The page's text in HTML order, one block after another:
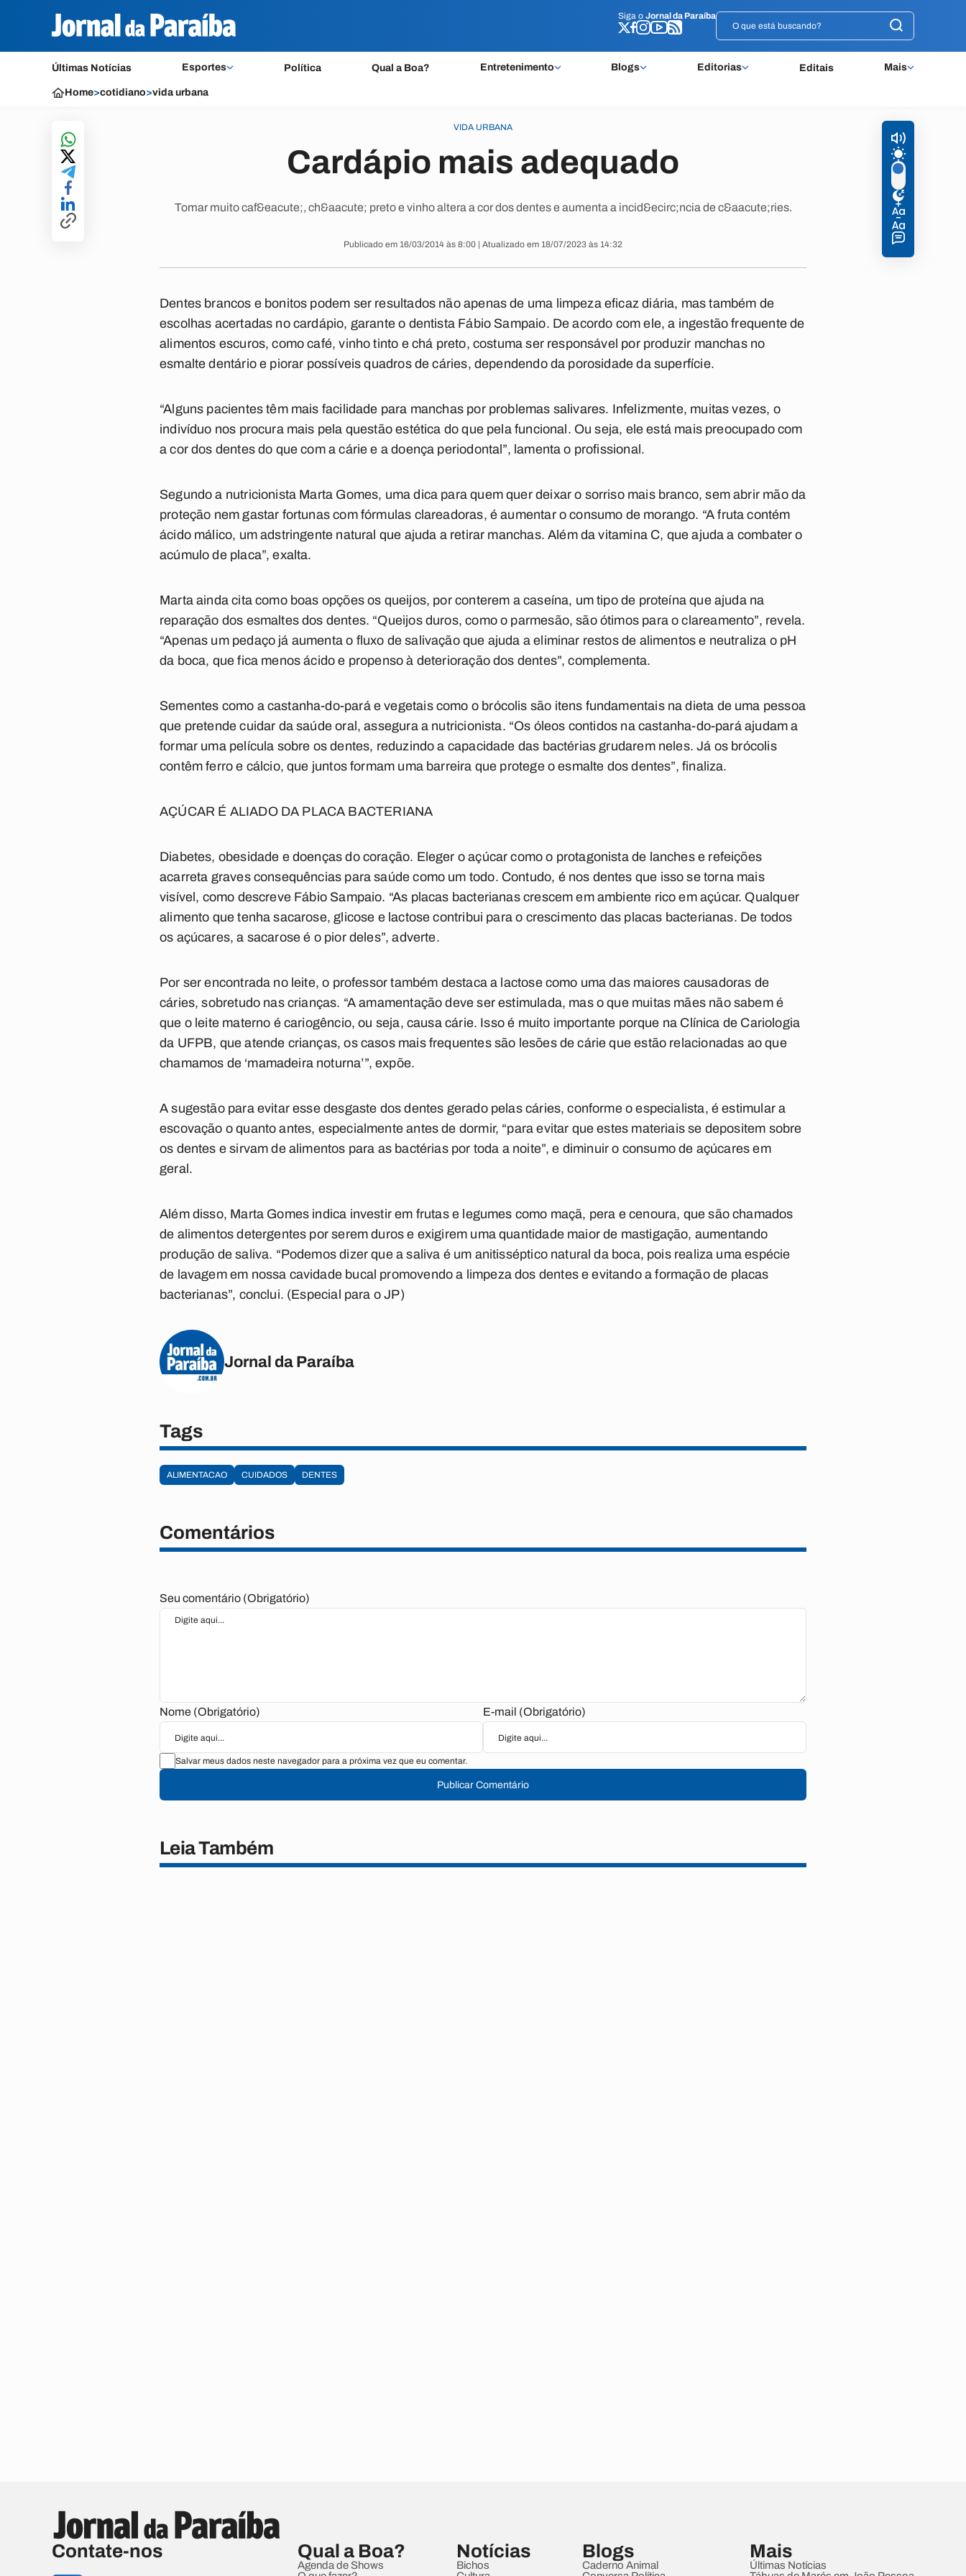
Siga o Jornal da Paraíba
Últimas Notícias Esportes Política Qual a Boa? Entretenimento Blogs Editorias Editais Mais
Siga o Jornal da Paraíba
Home>cotidiano>vida urbana
VIDA URBANA
Cardápio mais adequado
Tomar muito caf&eacute;, ch&aacute; preto e vinho altera a cor dos dentes e aumenta a incid&ecirc;ncia de c&aacute;ries.
Publicado em 16/03/2014 às 8:00 | Atualizado em 18/07/2023 às 14:32
Dentes brancos e bonitos podem ser resultados não apenas de uma limpeza eficaz diária, mas também de
escolhas acertadas no cardápio, garante o dentista Fábio Sampaio. De acordo com ele, a ingestão frequente de
alimentos escuros, como café, vinho tinto e chá preto, costuma ser responsável por produzir manchas no
esmalte dentário e piorar possíveis quadros de cáries, dependendo da porosidade da superfície.
“Alguns pacientes têm mais facilidade para manchas por problemas salivares. Infelizmente, muitas vezes, o
indivíduo nos procura mais pela questão estética do que pela funcional. Ou seja, ele está mais preocupado com
a cor dos dentes do que com a cárie e a doença periodontal”, lamenta o profissional.
Segundo a nutricionista Marta Gomes, uma dica para quem quer deixar o sorriso mais branco, sem abrir mão da
proteção nem gastar fortunas com fórmulas clareadoras, é aumentar o consumo de morango. “A fruta contém
ácido málico, um adstringente natural que ajuda a retirar manchas. Além da vitamina C, que ajuda a combater o
acúmulo de placa”, exalta.
Marta ainda cita como boas opções os queijos, por conterem a caseína, um tipo de proteína que ajuda na
reparação dos esmaltes dos dentes. “Queijos duros, como o parmesão, são ótimos para o clareamento”, revela.
“Apenas um pedaço já aumenta o fluxo de salivação que ajuda a eliminar restos de alimentos e neutraliza o pH
da boca, que fica menos ácido e propenso à deterioração dos dentes”, complementa.
Sementes como a castanha-do-pará e vegetais como o brócolis são itens fundamentais na dieta de uma pessoa
que pretende cuidar da saúde oral, assegura a nutricionista. “Os óleos contidos na castanha-do-pará ajudam a
formar uma película sobre os dentes, reduzindo a capacidade das bactérias grudarem neles. Já os brócolis
contêm ferro e cálcio, que juntos formam uma barreira que protege o esmalte dos dentes”, finaliza.
AÇÚCAR É ALIADO DA PLACA BACTERIANA
Diabetes, obesidade e doenças do coração. Eleger o açúcar como o protagonista de lanches e refeições
acarreta graves consequências para saúde como um todo. Contudo, é nos dentes que isso se torna mais
visível, como descreve Fábio Sampaio. “As placas bacterianas crescem em ambiente rico em açúcar. Qualquer
alimento que tenha sacarose, glicose e lactose contribui para o crescimento das placas bacterianas. De todos
os açúcares, a sacarose é o pior deles”, adverte.
Por ser encontrada no leite, o professor também destaca a lactose como uma das maiores causadoras de
cáries, sobretudo nas crianças. “A amamentação deve ser estimulada, mas o que muitas mães não sabem é
que o leite materno é cariogêncio, ou seja, causa cárie. Isso é muito importante porque na Clínica de Cariologia
da UFPB, que atende crianças, os casos mais frequentes são lesões de cárie que estão relacionadas ao que
chamamos de ‘mamadeira noturna’”, expõe.
A sugestão para evitar esse desgaste dos dentes gerado pelas cáries, conforme o especialista, é estimular a
escovação o quanto antes, especialmente antes de dormir, “para evitar que estes materiais se depositem sobre
os dentes e sirvam de alimentos para as bactérias por toda a noite”, e diminuir o consumo de açúcares em
geral.
Além disso, Marta Gomes indica investir em frutas e legumes como maçã, pera e cenoura, que são chamados
de alimentos detergentes por serem duros e exigirem uma quantidade maior de mastigação, aumentando
produção de saliva. “Podemos dizer que a saliva é um anitisséptico natural da boca, pois realiza uma espécie
de lavagem em nossa cavidade bucal promovendo a limpeza dos dentes e evitando a formação de placas
bacterianas”, conclui. (Especial para o JP)
Jornal da Paraíba
Tags
ALIMENTACAO CUIDADOS DENTES
Comentários
Seu comentário (Obrigatório)
Nome (Obrigatório) E-mail (Obrigatório)
Salvar meus dados neste navegador para a próxima vez que eu comentar.
Publicar Comentário
Leia Também
Contate-nos Qual a Boa?
Agenda de Shows
Notícias
Bichos
Blogs
Caderno Animal
Mais
Últimas Notícias